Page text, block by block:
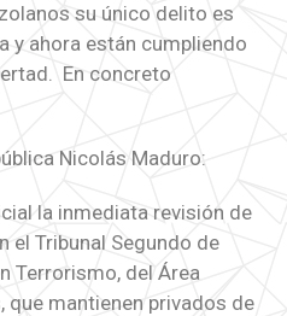
su único delito es
y ahora están cumpliendo
En concreto
Nicolás Maduro:
la inmediata revisión de
el Tribunal Segundo de
Terrorismo, del Área
que mantienen privados de